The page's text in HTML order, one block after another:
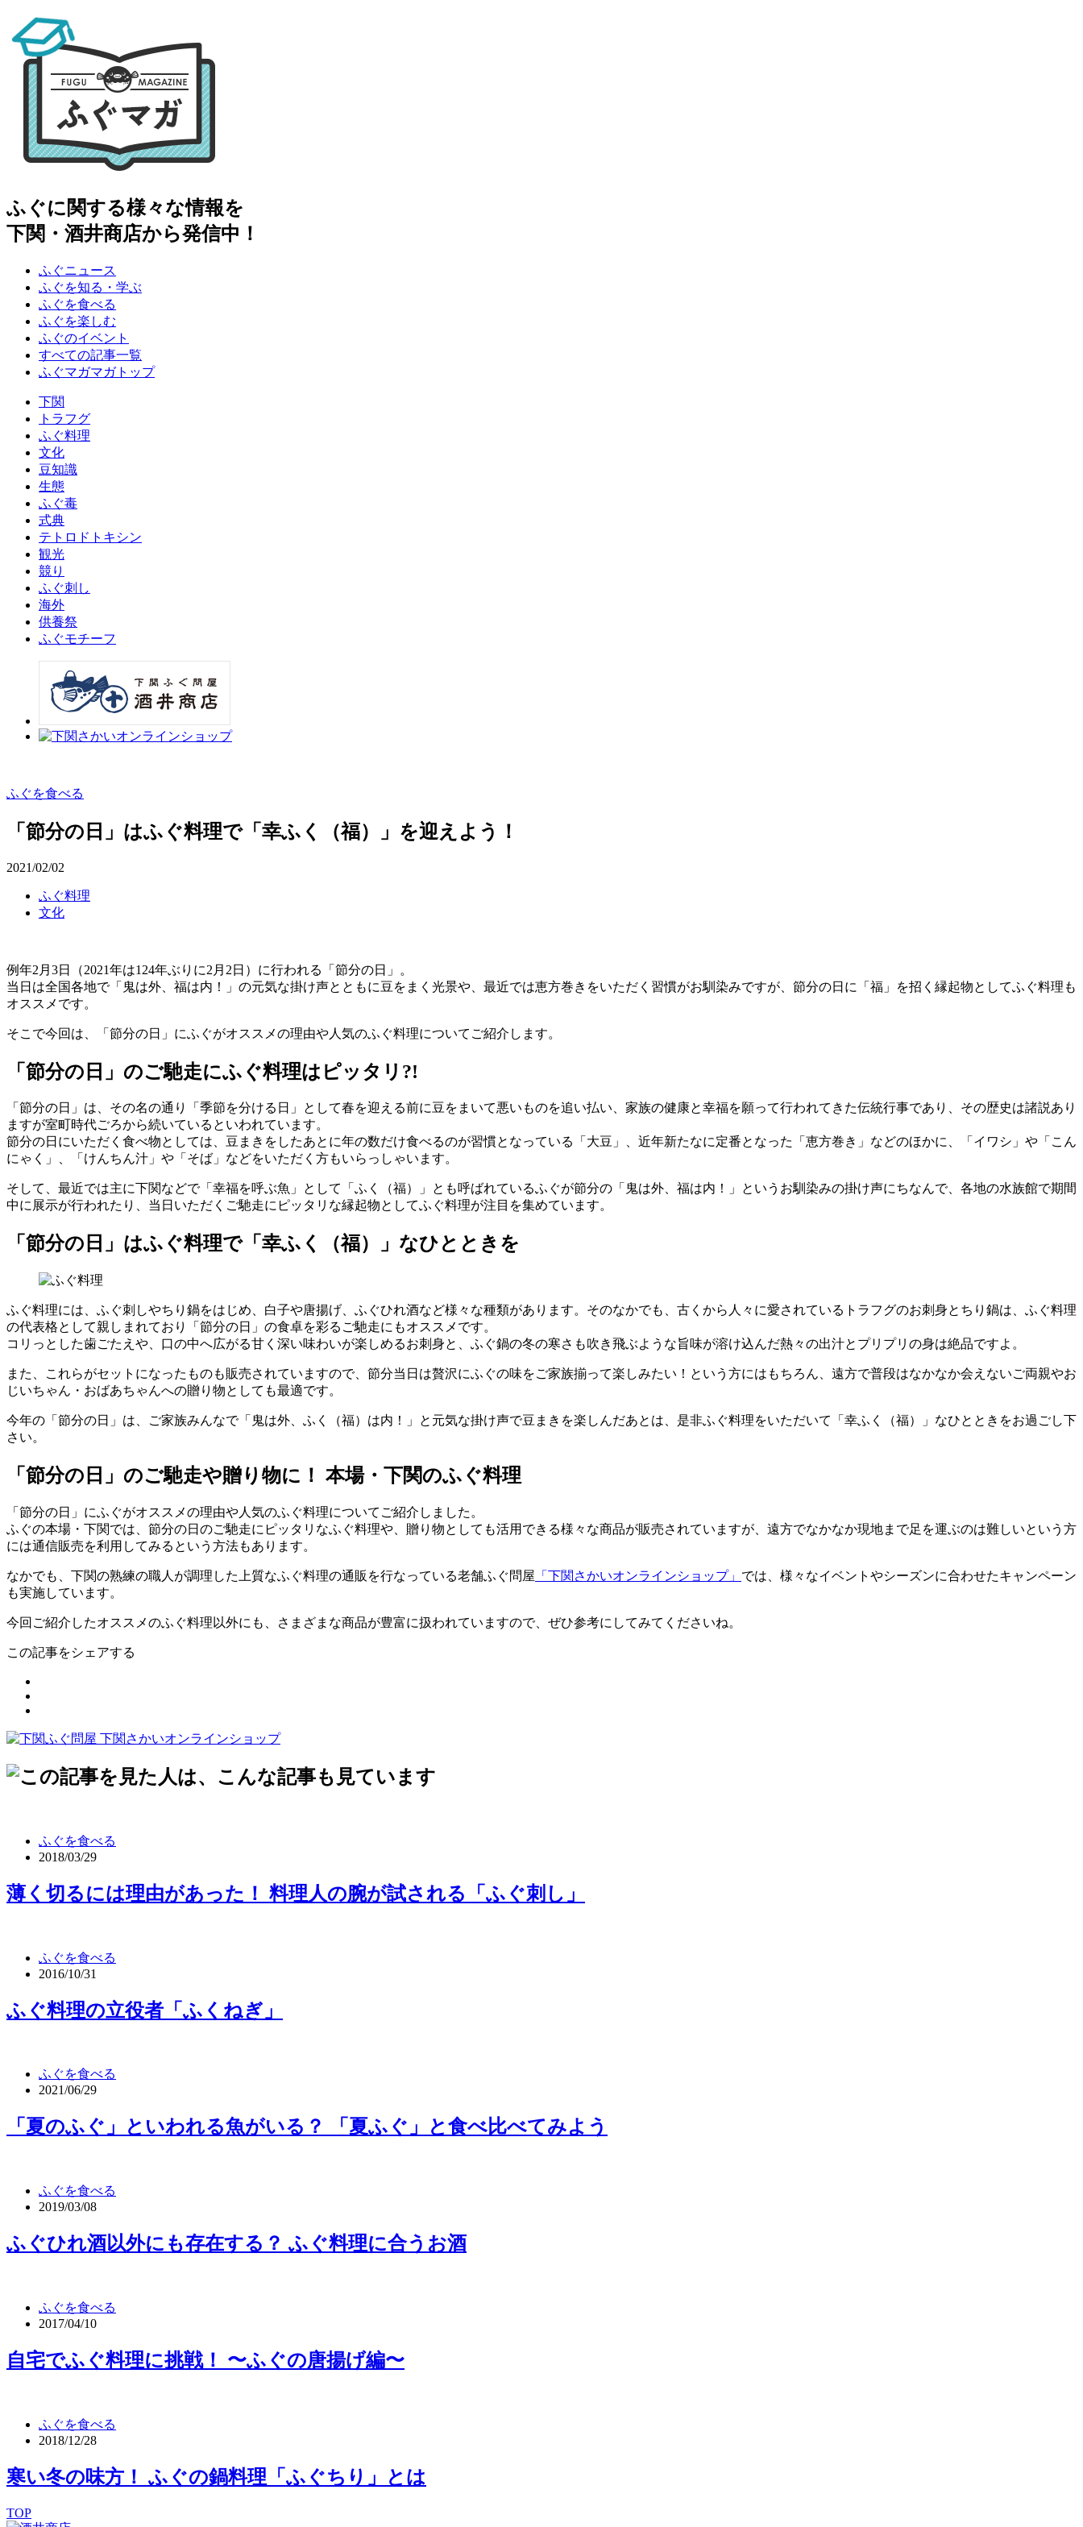
ふぐに関する様々な情報を
下関・酒井商店から発信中！
ふぐニュース
ふぐを知る・学ぶ
ふぐを食べる
ふぐを楽しむ
ふぐのイベント
すべての記事一覧
ふぐマガマガトップ
下関
トラフグ
ふぐ料理
文化
豆知識
生態
ふぐ毒
式典
テトロドトキシン
観光
競り
ふぐ刺し
海外
供養祭
ふぐモチーフ
ふぐを食べる
「節分の日」はふぐ料理で「幸ふく（福）」を迎えよう！
2021/02/02
ふぐ料理
文化
例年2月3日（2021年は124年ぶりに2月2日）に行われる「節分の日」。
当日は全国各地で「鬼は外、福は内！」の元気な掛け声とともに豆をまく光景や、最近では恵方巻きをいただく習慣がお馴染みですが、節分の日に「福」を招く縁起物としてふぐ料理も
オススメです。
そこで今回は、「節分の日」にふぐがオススメの理由や人気のふぐ料理についてご紹介します。
「節分の日」のご馳走にふぐ料理はピッタリ?!
「節分の日」は、その名の通り「季節を分ける日」として春を迎える前に豆をまいて悪いものを追い払い、家族の健康と幸福を願って行われてきた伝統行事であり、その歴史は諸説あり
ますが室町時代ごろから続いているといわれています。
節分の日にいただく食べ物としては、豆まきをしたあとに年の数だけ食べるのが習慣となっている「大豆」、近年新たなに定番となった「恵方巻き」などのほかに、「イワシ」や「こん
にゃく」、「けんちん汁」や「そば」などをいただく方もいらっしゃいます。
そして、最近では主に下関などで「幸福を呼ぶ魚」として「ふく（福）」とも呼ばれているふぐが節分の「鬼は外、福は内！」というお馴染みの掛け声にちなんで、各地の水族館で期間
中に展示が行われたり、当日いただくご馳走にピッタリな縁起物としてふぐ料理が注目を集めています。
「節分の日」はふぐ料理で「幸ふく（福）」なひとときを
ふぐ料理には、ふぐ刺しやちり鍋をはじめ、白子や唐揚げ、ふぐひれ酒など様々な種類があります。そのなかでも、古くから人々に愛されているトラフグのお刺身とちり鍋は、ふぐ料理
の代表格として親しまれており「節分の日」の食卓を彩るご馳走にもオススメです。
コリっとした歯ごたえや、口の中へ広がる甘く深い味わいが楽しめるお刺身と、ふぐ鍋の冬の寒さも吹き飛ぶような旨味が溶け込んだ熱々の出汁とプリプリの身は絶品ですよ。
また、これらがセットになったものも販売されていますので、節分当日は贅沢にふぐの味をご家族揃って楽しみたい！という方にはもちろん、遠方で普段はなかなか会えないご両親やお
じいちゃん・おばあちゃんへの贈り物としても最適です。
今年の「節分の日」は、ご家族みんなで「鬼は外、ふく（福）は内！」と元気な掛け声で豆まきを楽しんだあとは、是非ふぐ料理をいただいて「幸ふく（福）」なひとときをお過ごし下
さい。
「節分の日」のご馳走や贈り物に！ 本場・下関のふぐ料理
「節分の日」にふぐがオススメの理由や人気のふぐ料理についてご紹介しました。
ふぐの本場・下関では、節分の日のご馳走にピッタリなふぐ料理や、贈り物としても活用できる様々な商品が販売されていますが、遠方でなかなか現地まで足を運ぶのは難しいという方
には通信販売を利用してみるという方法もあります。
なかでも、下関の熟練の職人が調理した上質なふぐ料理の通販を行なっている老舗ふぐ問屋 「下関さかいオンラインショップ」 では、様々なイベントやシーズンに合わせたキャンペーン
も実施しています。
今回ご紹介したオススメのふぐ料理以外にも、さまざまな商品が豊富に扱われていますので、ぜひ参考にしてみてくださいね。
この記事をシェアする
ふぐを食べる
2018/03/29
薄く切るには理由があった！ 料理人の腕が試される「ふぐ刺し」
ふぐを食べる
2016/10/31
ふぐ料理の立役者「ふくねぎ」
ふぐを食べる
2021/06/29
「夏のふぐ」といわれる魚がいる？ 「夏ふぐ」と食べ比べてみよう
ふぐを食べる
2019/03/08
ふぐひれ酒以外にも存在する？ ふぐ料理に合うお酒
ふぐを食べる
2017/04/10
自宅でふぐ料理に挑戦！ 〜ふぐの唐揚げ編〜
ふぐを食べる
2018/12/28
寒い冬の味方！ ふぐの鍋料理「ふぐちり」とは
TOP